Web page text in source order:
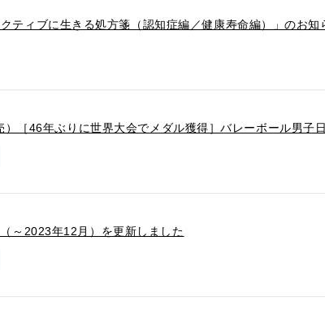
ティブに生きる処方箋（認知症編／健康寿命編）」のお知
［46年ぶりに世界大会でメダル獲得］バレーボール男子
～2023年12月）を更新しました